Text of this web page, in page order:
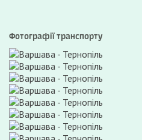
Фотографії транспорту